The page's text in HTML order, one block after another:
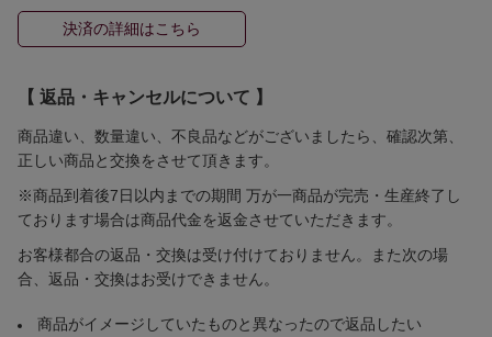
決済の詳細はこちら
【 返品・キャンセルについて 】
商品違い、数量違い、不良品などがございましたら、確認次第、
正しい商品と交換をさせて頂きます。
※商品到着後7日以内までの期間 万が一商品が完売・生産終了し
ております場合は商品代金を返金させていただきます。
お客様都合の返品・交換は受け付けておりません。また次の場
合、返品・交換はお受けできません。
商品がイメージしていたものと異なったので返品したい